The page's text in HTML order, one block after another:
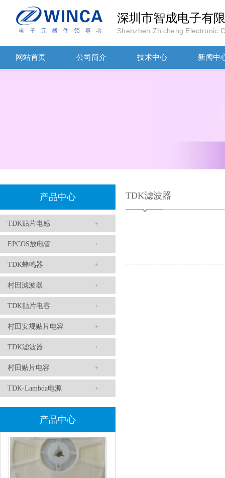
深圳市智成电子有
Shenzhen Zhicheng Electronic
网站首页 公司简介 技术中心 新闻中
产品中心
TDK贴片电感
EPCOS放电管
TDK蜂鸣器
村田滤波器
TDK贴片电容
村田安规贴片电容
TDK滤波器
村田贴片电容
TDK-Lambda电源
产品中心
TDK-EPCOS热敏电阻 B57351V5103H060
TDK滤波器